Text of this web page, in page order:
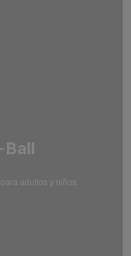
Ball
adultos y niños.